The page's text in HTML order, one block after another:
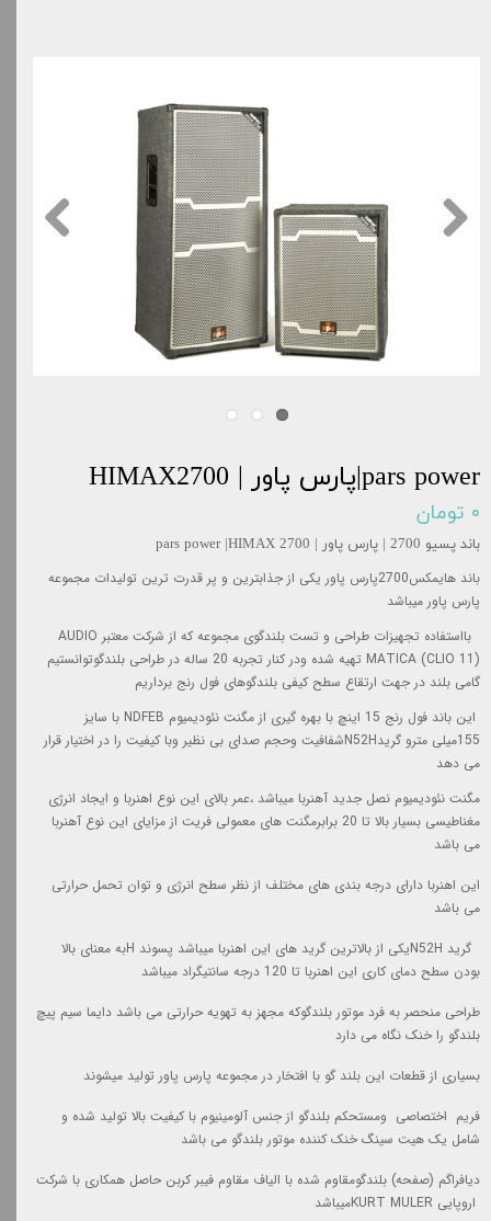
pars power|پارس پاور | HIMAX2700
۰ تومان
باند پسیو 2700 | پارس پاور | pars power |HIMAX 2700
باند هایمکس2700
پارس پاور یکی از جذابترین و پر قدرت ترین تولیدات مجموعه
پارس پاور میباشد
بااستفاده تجهیزات طراحی و تست بلندگوی مجموعه که از شرکت معتبر AUDIO
MATICA (CLIO 11) تهیه شده و
در کنار تجربه 20 ساله در طراحی بلندگوتوانستیم
گامی بلند در جهت ارتقاع سطح کیفی بلندگوهای فول رنج برداریم
این باند فول رنج 15 اینچ با بهره گیری از مگنت نئودیمیوم
NDFEB با سایز
155میلی مترو گریدN52Hشفافیت وحجم صدای بی نظیر وبا کیفیت را در اختیار قرار
می دهد
مگنت نئودیمیوم نصل جدید آهنربا میباشد ،عمر بالای این نوع اهنربا و ایجاد انرژی
مغناطیسی بسیار بالا تا 20 برابرمگنت های معمولی فریت از مزایای این نوع آهنربا
می باشد
این اهنربا دارای درجه بندی های مختلف از نظر سطح انرژی و توان تحمل حرارتی
می باشد
گرید N52Hیکی از بالاترین گرید های این اهنربا میباشد پسوند Hبه معنای بالا
بودن سطح دمای کاری این اهنربا تا 120 درجه سانتیگراد میباشد
طراحی منحصر به فرد موتور بلندگوکه مجهز به تهویه حرارتی می باشد دایما سیم پیچ
بلندگو را خنک نگاه می دارد
بسیاری از قطعات این بلند گو با افتخار در مجموعه پارس پاور تولید میشوند
فریم اختصاصی ومستحکم بلندگو از جنس آلومینیوم با کیفیت بالا تولید شده و
شامل یک هیت سینگ خنک کننده موتور بلندگو می باشد
دیافراگم (صفحه) بلندگومقاوم شده با الیاف مقاوم فیبر کربن حاصل همکاری با شرکت
اروپایی KURT MULERمیباشد